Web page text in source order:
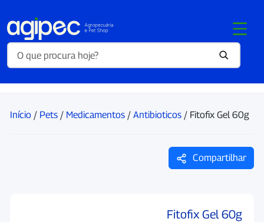
Início / Pets / Medicamentos / Antibioticos / Fitofix Gel 60g
Compartilhar
Fitofix Gel 60g